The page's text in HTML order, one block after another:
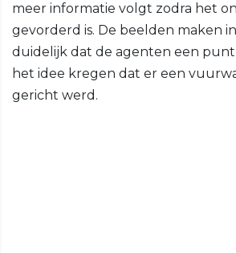
meer informatie volgt zodra het
gevorderd is. De beelden maken
duidelijk dat de agenten een
het idee kregen dat er een
gericht werd.